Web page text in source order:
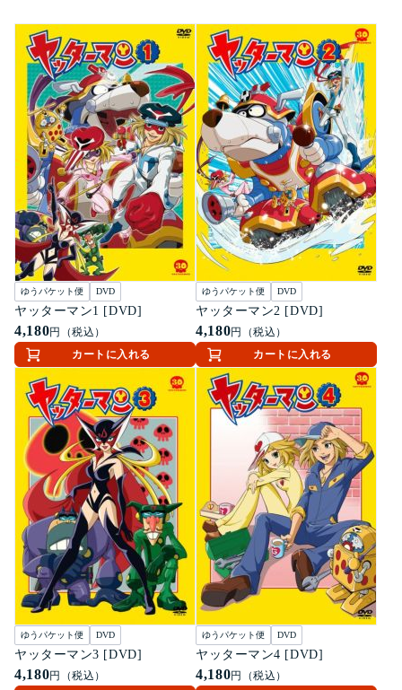
ゆうパケット便 DVD
ヤッターマン1 [DVD]
4,180円（税込）
カートに入れる
ゆうパケット便 DVD
ヤッターマン2 [DVD]
4,180円（税込）
カートに入れる
ゆうパケット便 DVD
ヤッターマン3 [DVD]
4,180円（税込）
ゆうパケット便 DVD
ヤッターマン4 [DVD]
4,180円（税込）